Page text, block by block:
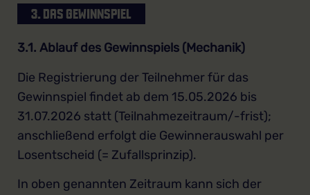
3. DAS GEWINNSPIEL
3.1. Ablauf des Gewinnspiels (Mechanik)
Die Registrierung der Teilnehmer für das
Gewinnspiel findet ab dem 15.05.2026 bis
31.07.2026 statt (Teilnahmezeitraum/-frist);
anschließend erfolgt die Gewinnerauswahl per
Losentscheid (= Zufallsprinzip).
In oben genannten Zeitraum kann sich der